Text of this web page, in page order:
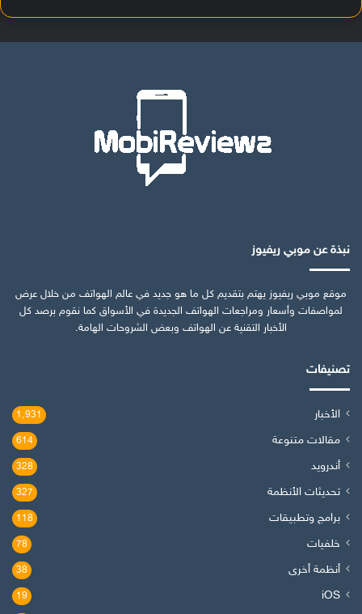
نبذة عن موبي ريفيوز
موقع موبي ريفيوز يهتم بتقديم كل ما هو جديد في عالم الهواتف من خلال عرض
لمواصفات وأسعار ومراجعات الهواتف الجديدة في الأسواق كما نقوم برصد كل
الأخبار التقنية عن الهواتف وبعض الشروحات الهامة.
تصنيفات
الأخبار 1٬931
مقالات متنوعة 614
أندرويد 328
تحديثات الأنظمة 327
برامج وتطبيقات 118
خلفيات 78
أنظمة أخرى 38
iOS
19